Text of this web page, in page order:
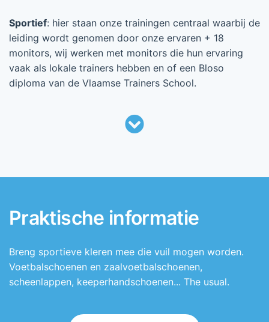
Sportief: hier staan onze trainingen centraal waarbij de
leiding wordt genomen door onze ervaren + 18
monitors, wij werken met monitors die hun ervaring
vaak als lokale trainers hebben en of een Bloso
diploma van de Vlaamse Trainers School.
Praktische informatie
Breng sportieve kleren mee die vuil mogen worden.
Voetbalschoenen en zaalvoetbalschoenen,
scheenlappen, keeperhandschoenen... The usual.